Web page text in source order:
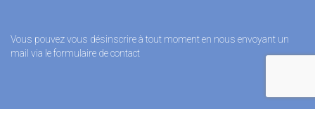
Vous pouvez vous désinscrire à tout moment en nous envoyant un
mail via le formulaire de contact